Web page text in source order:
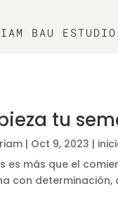
BAU ESTUDIO
tu
| Oct 9, 2023 |
es más que el
con